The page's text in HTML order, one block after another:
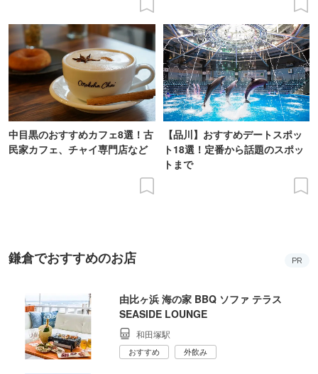
中目黒のおすすめカフェ8選！古
民家カフェ、チャイ専門店など
【品川】おすすめデートスポッ
ト18選！定番から話題のスポッ
トまで
鎌倉でおすすめのお店 PR
由比ヶ浜 海の家 BBQ ソファ テラス
SEASIDE LOUNGE
和田塚駅
おすすめ 外飲み